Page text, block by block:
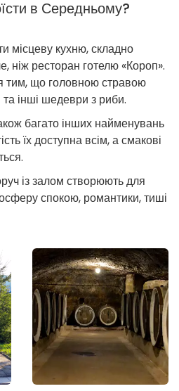
в Середньому?
місцеву кухню, складно
ніж ресторан готелю «Короп».
тим, що головною стравою
інші шедеври з риби.
багато інших найменувань
їх доступна всім, а смакові
із залом створюють для
спокою, романтики, тиші